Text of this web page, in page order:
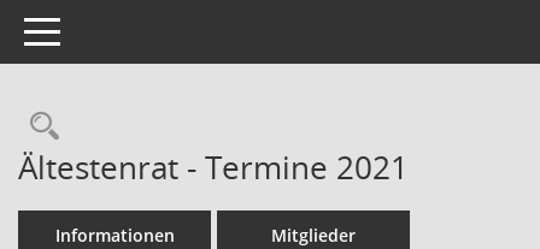
Toggle navigation
Ältestenrat - Termine 2021
Informationen Mitglieder